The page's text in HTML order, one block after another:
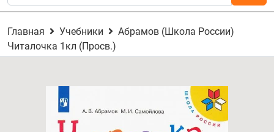
Главная Учебники
Абрамов (Школа России)
Читалочка 1кл (Просв.)